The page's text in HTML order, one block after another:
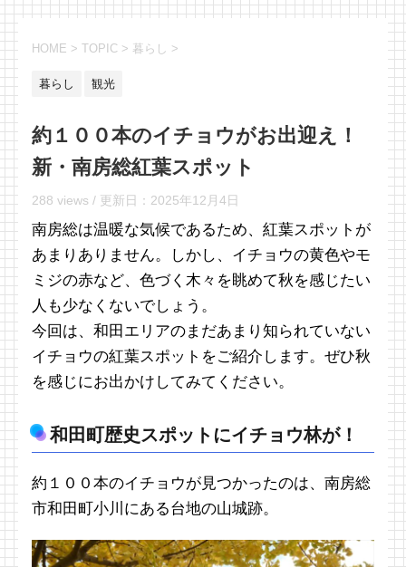
HOME > TOPIC > 暮らし >
暮らし 観光
約１００本のイチョウがお出迎え！
新・南房総紅葉スポット
288 views / 更新日： 2025年12月4日
南房総は温暖な気候であるため、紅葉スポットが
あまりありません。しかし、イチョウの黄色やモ
ミジの赤など、色づく木々を眺めて秋を感じたい
人も少なくないでしょう。
今回は、和田エリアのまだあまり知られていない
イチョウの紅葉スポットをご紹介します。ぜひ秋
を感じにお出かけしてみてください。
和田町歴史スポットにイチョウ林が！
約１００本のイチョウが見つかったのは、南房総
市和田町小川にある台地の山城跡。